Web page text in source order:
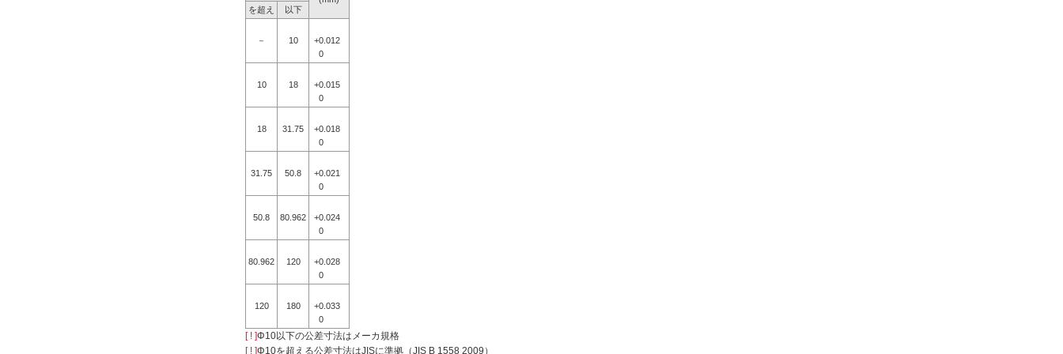
を超え
以下
－ 10
+0.012
0
10 18
+0.015
0
18 31.75
+0.018
0
31.75 50.8
+0.021
0
50.8 80.962
+0.024
0
80.962 120
+0.028
0
120 180
+0.033
0
[ ! ]Φ10以下の公差寸法はメーカ規格
[ ! ]Φ10を超える公差寸法はJISに準拠（JIS B 1558 2009）